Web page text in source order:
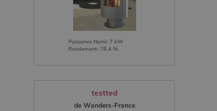
Puissance Nomi: 7 kW
Rendement: 78.4 %
testted
de Wanders-France